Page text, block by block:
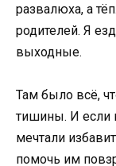
развалюха, а
родителей. Я
выходные.
Там было всё,
тишины. И если
мечтали
помочь им